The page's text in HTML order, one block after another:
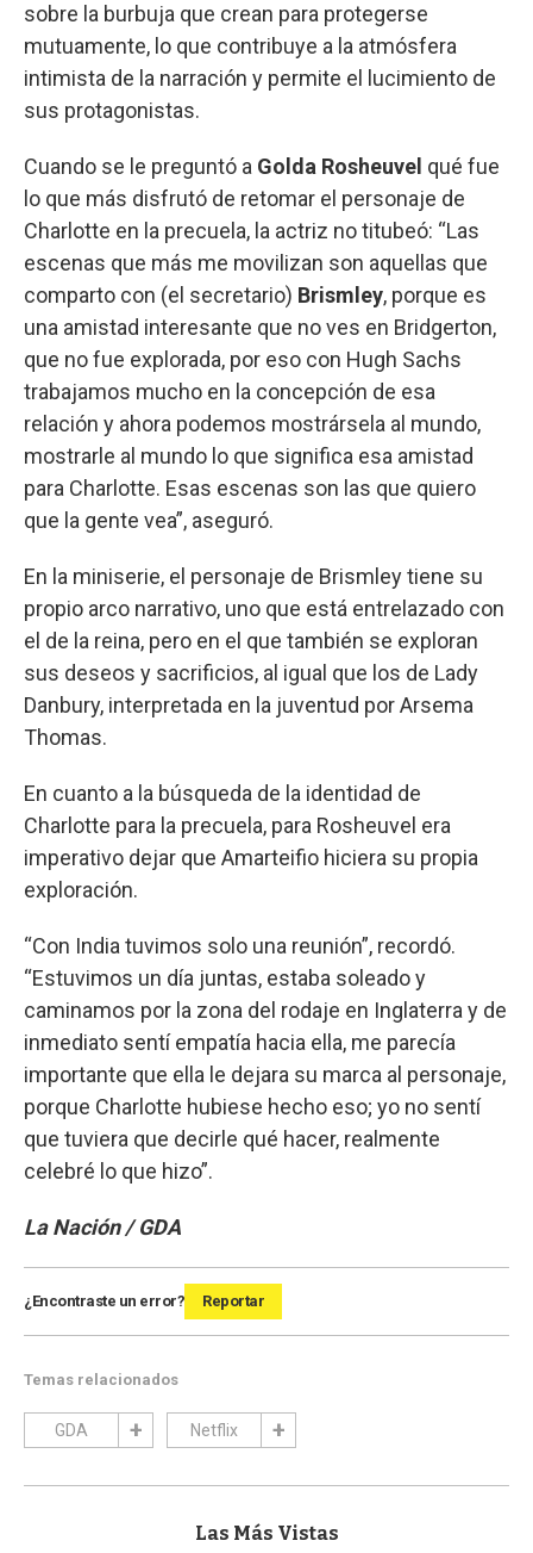
sobre la burbuja que crean para protegerse
mutuamente, lo que contribuye a la atmósfera
intimista de la narración y permite el lucimiento de
sus protagonistas.
Cuando se le preguntó a Golda Rosheuvel qué fue
lo que más disfrutó de retomar el personaje de
Charlotte en la precuela, la actriz no titubeó: “Las
escenas que más me movilizan son aquellas que
comparto con (el secretario) Brismley, porque es
una amistad interesante que no ves en Bridgerton,
que no fue explorada, por eso con Hugh Sachs
trabajamos mucho en la concepción de esa
relación y ahora podemos mostrársela al mundo,
mostrarle al mundo lo que significa esa amistad
para Charlotte. Esas escenas son las que quiero
que la gente vea”, aseguró.
En la miniserie, el personaje de Brismley tiene su
propio arco narrativo, uno que está entrelazado con
el de la reina, pero en el que también se exploran
sus deseos y sacrificios, al igual que los de Lady
Danbury, interpretada en la juventud por Arsema
Thomas.
En cuanto a la búsqueda de la identidad de
Charlotte para la precuela, para Rosheuvel era
imperativo dejar que Amarteifio hiciera su propia
exploración.
“Con India tuvimos solo una reunión”, recordó.
“Estuvimos un día juntas, estaba soleado y
caminamos por la zona del rodaje en Inglaterra y de
inmediato sentí empatía hacia ella, me parecía
importante que ella le dejara su marca al personaje,
porque Charlotte hubiese hecho eso; yo no sentí
que tuviera que decirle qué hacer, realmente
celebré lo que hizo”.
La Nación / GDA
¿Encontraste un error? Reportar
Temas relacionados
GDA Netflix
Las Más Vistas